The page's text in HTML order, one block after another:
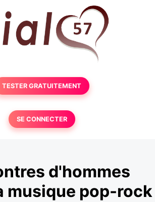
TESTER GRATUITEMENT
SE CONNECTER
d'hommes
musique pop-rock